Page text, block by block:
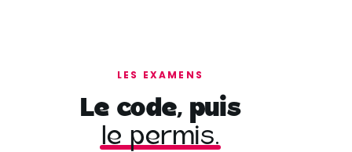
LES EXAMENS
Le code, puis
le permis.